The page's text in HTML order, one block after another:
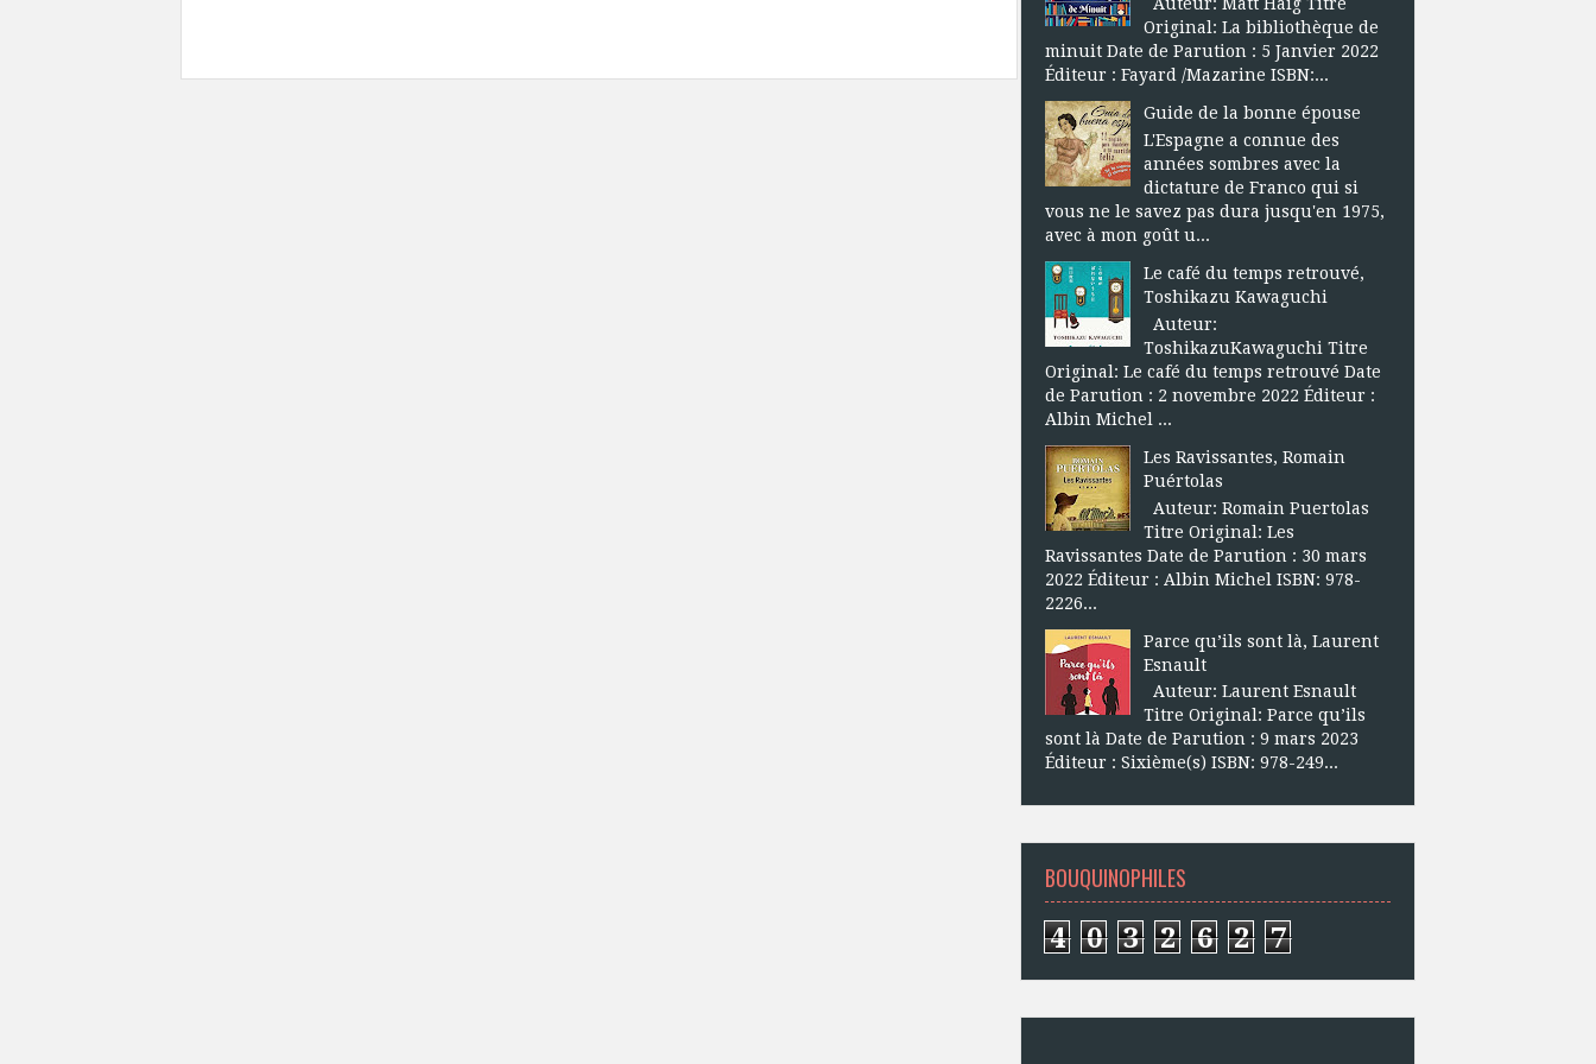
Original: La bibliothèque de
minuit Date de Parution : 5 Janvier 2022
Éditeur : Fayard /Mazarine ISBN:...
Guide de la bonne épouse
L'Espagne a connue des
années sombres avec la
dictature de Franco qui si
vous ne le savez pas dura jusqu'en 1975,
avec à mon goût u...
Le café du temps retrouvé,
Toshikazu Kawaguchi
Auteur:
ToshikazuKawaguchi Titre
Original: Le café du temps retrouvé Date
de Parution : 2 novembre 2022 Éditeur :
Albin Michel ...
Les Ravissantes, Romain
Puértolas
Auteur: Romain Puertolas
Titre Original: Les
Ravissantes Date de Parution : 30 mars
2022 Éditeur : Albin Michel ISBN: 978-
2226...
Parce qu’ils sont là, Laurent
Esnault
Auteur: Laurent Esnault
Titre Original: Parce qu’ils
sont là Date de Parution : 9 mars 2023
Éditeur : Sixième(s) ISBN: 978-249...
BOUQUINOPHILES
4 0 3 2 6 2 7